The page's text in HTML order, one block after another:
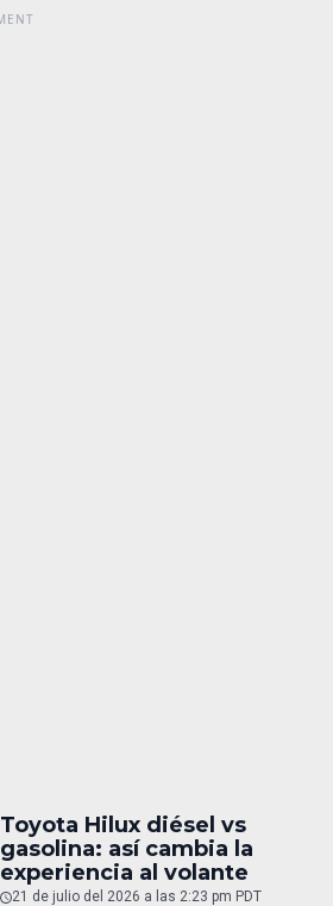
Toyota Hilux diésel vs
gasolina: así cambia la
experiencia al volante
21 de julio del 2026 a las 2:23 pm PDT